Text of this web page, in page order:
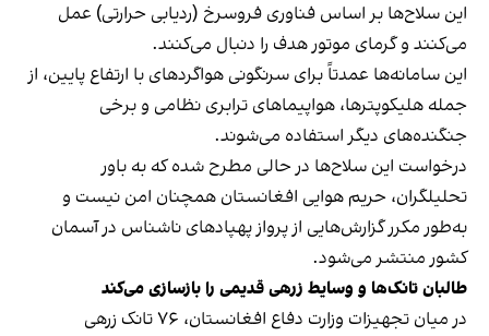
این سلاح‌ها بر اساس فناوری فروسرخ (ردیابی حرارتی) عمل
می‌کنند و گرمای موتور هدف را دنبال می‌کنند.
این سامانه‌ها عمدتاً برای سرنگونی هواگردهای با ارتفاع پایین، از
جمله هلیکوپترها، هواپیماهای ترابری نظامی و برخی
جنگنده‌های دیگر استفاده می‌شوند.
درخواست این سلاح‌ها در حالی مطرح شده که به باور
تحلیلگران، حریم هوایی افغانستان همچنان امن نیست و
به‌طور مکرر گزارش‌هایی از پرواز پهپادهای ناشناس در آسمان
کشور منتشر می‌شود.
طالبان تانک‌ها و وسایط زرهی قدیمی را بازسازی می‌کند
در میان تجهیزات وزارت دفاع افغانستان، ۷۶ تانک زرهی